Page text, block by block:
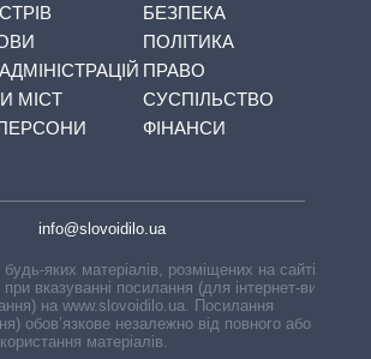
МІСТ
БЕЗПЕКА
ПОЛІТИКА
ПРАВО
СУСПІЛЬСТВО
ФІНАНСИ
info@slovoidilo.ua
яких матеріалів, розміщених на сайті,
вказуванні посилання (для інтернет-видань
на www.slovoidilo.ua. Посилання
обов’язкове незалежно від повного або
матеріалів.